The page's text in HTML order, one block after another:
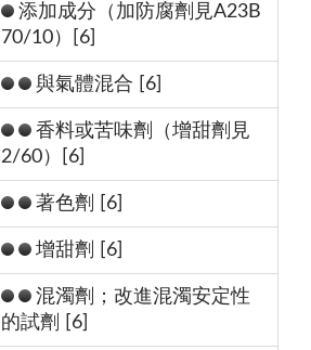
添加成分（加防腐劑見A23B
70/10）[6]
與氣體混合 [6]
香料或苦味劑（增甜劑見
2/60）[6]
著色劑 [6]
增甜劑 [6]
混濁劑；改進混濁安定性
的試劑 [6]